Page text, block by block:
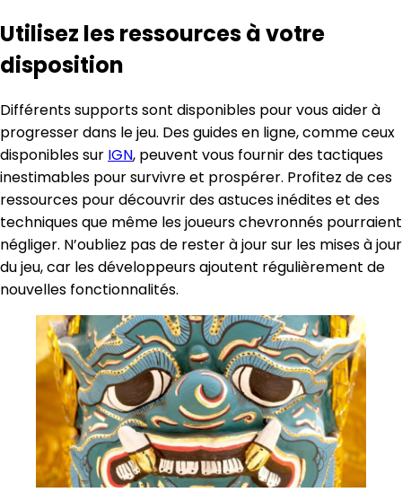
Utilisez les ressources à votre
disposition
Différents supports sont disponibles pour vous aider à
progresser dans le jeu. Des guides en ligne, comme ceux
disponibles sur IGN, peuvent vous fournir des tactiques
inestimables pour survivre et prospérer. Profitez de ces
ressources pour découvrir des astuces inédites et des
techniques que même les joueurs chevronnés pourraient
négliger. N’oubliez pas de rester à jour sur les mises à jour
du jeu, car les développeurs ajoutent régulièrement de
nouvelles fonctionnalités.